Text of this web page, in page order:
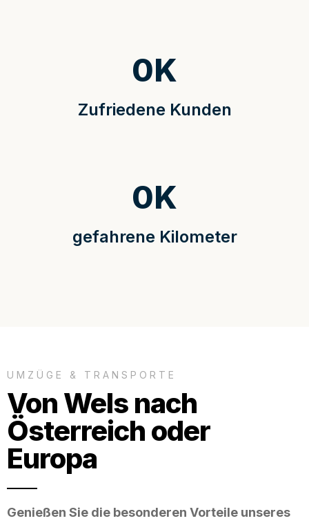
Zufriedene Kunden
0K
gefahrene Kilometer
0K
UMZÜGE & TRANSPORTE
Von Wels nach
Österreich oder
Europa
Genießen Sie die besonderen Vorteile unseres